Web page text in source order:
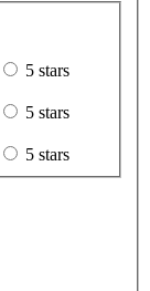
5 stars
5 stars
5 stars